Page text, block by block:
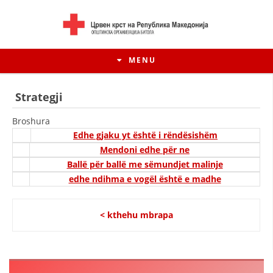
MENU
Strategji
Broshura
Edhe gjaku yt është i rëndësishëm
Mendoni edhe për ne
Ballë për ballë me sëmundjet malinje
edhe ndihma e vogël është e madhe
< kthehu mbrapa